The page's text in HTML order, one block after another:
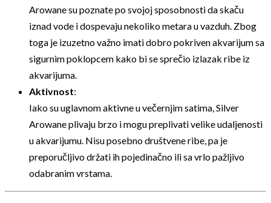
Arowane su poznate po svojoj sposobnosti da skaču
iznad vode i dospevaju nekoliko metara u vazduh. Zbog
toga je izuzetno važno imati dobro pokriven akvarijum sa
sigurnim poklopcem kako bi se sprečio izlazak ribe iz
akvarijuma.
Aktivnost:
Iako su uglavnom aktivne u večernjim satima, Silver
Arowane plivaju brzo i mogu preplivati velike udaljenosti
u akvarijumu. Nisu posebno društvene ribe, pa je
preporučljivo držati ih pojedinačno ili sa vrlo pažljivo
odabranim vrstama.